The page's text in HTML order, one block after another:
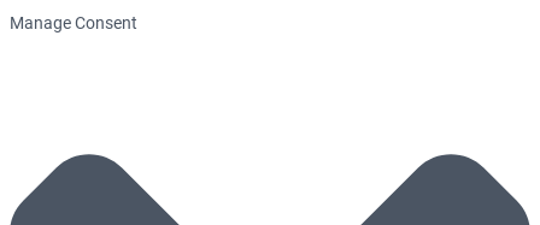
Manage Consent